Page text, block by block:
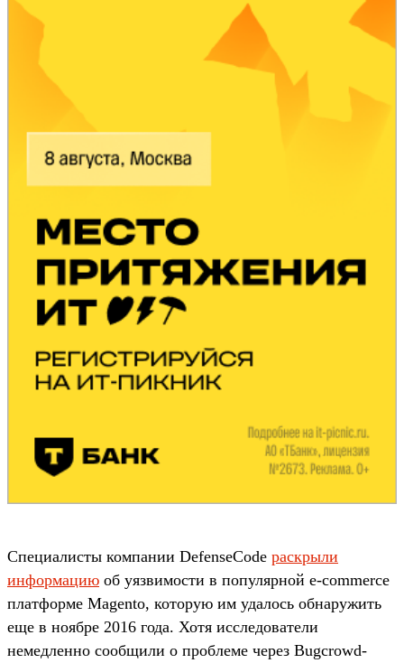
Специалисты компании DefenseCode раскрыли
информацию об уязвимости в популярной e-commerce
платформе Magento, которую им удалось обнаружить
еще в ноябре 2016 года. Хотя исследователи
немедленно сообщили о проблеме через Bugcrowd-